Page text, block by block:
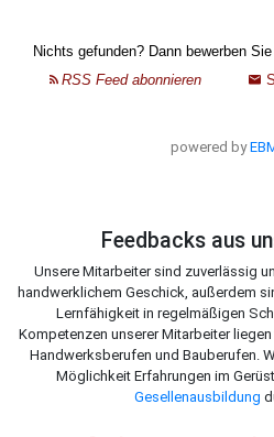
powered by
Feedbacks aus
Unsere Mitarbeiter sind zuverlässig
handwerklichem Geschick, außerdem
Lernfähigkeit in regelmäßigen
Kompetenzen unserer Mitarbeiter
Handwerksberufen und Bauberufen.
Möglichkeit Erfahrungen im
Gesellenausbildung